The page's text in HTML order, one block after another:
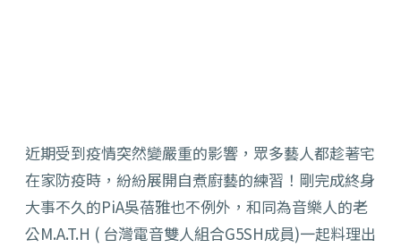
近期受到疫情突然變嚴重的影響，眾多藝人都趁著宅
在家防疫時，紛紛展開自煮廚藝的練習！剛完成終身
大事不久的PiA吳蓓雅也不例外，和同為音樂人的老
公M.A.T.H ( 台灣電音雙人組合G5SH成員)一起料理出